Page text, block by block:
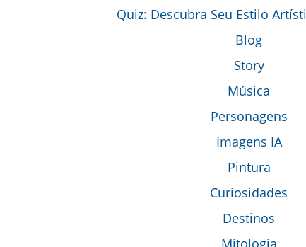
Quiz: Descubra Seu Estilo
Blog
Story
Música
Personagens
Imagens IA
Pintura
Curiosidades
Destinos
Mitologia